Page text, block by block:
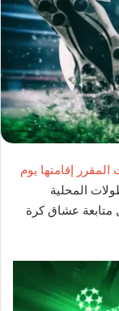
المقرر إقامتها يوم
المحلية
متابعة عشاق كرة